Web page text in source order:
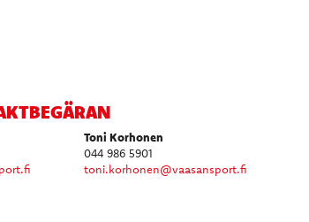
Toni Korhonen
044 986 5901
toni.korhonen@vaasansport.f